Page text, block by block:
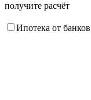
получите расчёт
Ипотека от банков